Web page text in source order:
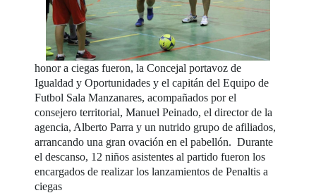
honor a ciegas fueron, la Concejal portavoz de
Igualdad y Oportunidades y el capitán del Equipo de
Futbol Sala Manzanares, acompañados por el
consejero territorial, Manuel Peinado, el director de la
agencia, Alberto Parra y un nutrido grupo de afiliados,
arrancando una gran ovación en el pabellón. Durante
el descanso, 12 niños asistentes al partido fueron los
encargados de realizar los lanzamientos de Penaltis a
ciegas